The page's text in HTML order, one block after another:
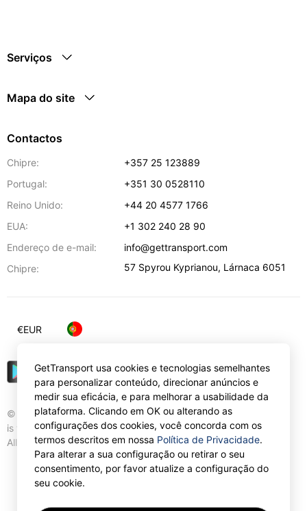
Serviços
Mapa do site
Contactos
Chipre:
+357 25 123889
Portugal:
+351 30 0528110
Reino Unido:
+44 20 4577 1766
EUA:
+1 302 240 28 90
Endereço de e-mail:
info@gettransport.com
Chipre:
57 Spyrou Kyprianou, Lárnaca 6051
© Gettransport International Limited. GetTransport®
is trademark of Gettransport International Limited.
All rights reserved.
€EUR
GetTransport usa cookies e tecnologias semelhantes
para personalizar conteúdo, direcionar anúncios e
medir sua eficácia, e para melhorar a usabilidade da
plataforma. Clicando em OK ou alterando as
configurações dos cookies, você concorda com os
termos descritos em nossa Política de Privacidade.
Para alterar a sua configuração ou retirar o seu
consentimento, por favor atualize a configuração do
seu cookie.